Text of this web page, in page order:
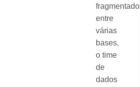
fragmentado
entre
várias
bases,
o time
de
dados